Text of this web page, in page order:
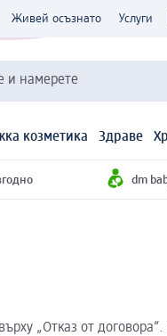
Живей осъзнато Услуги
и намерете
козметика Здраве
dm
„Отказ от